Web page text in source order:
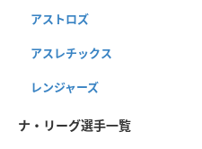
アストロズ
アスレチックス
レンジャーズ
ナ・リーグ選手一覧